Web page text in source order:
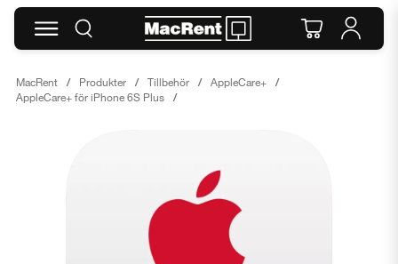
MacRent Produkter Tillbehör
AppleCare+
AppleCare+ för iPhone 6S Plus